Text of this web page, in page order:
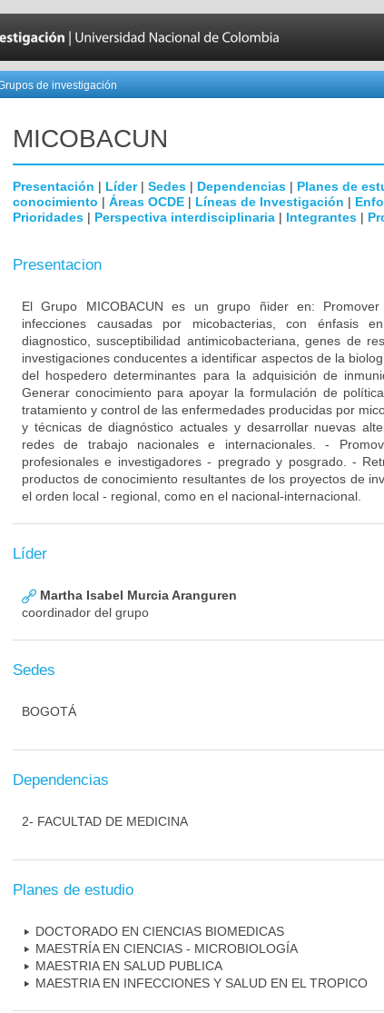
de investigación
MICOBAC­UN
Presentación | Líder| Sedes | Dependencias | Planes de
conocimiento | Áreas OCDE | Líneas de Investigación |
Prioridades | Perspectiva interdisciplinaria | Integrantes |
Presentacion
El Grupo MICOBACUN es un grupo ñider en:
infecciones causadas por micobacterias, con énfasis
diagnostico, susceptibilidad antimicobacteriana, genes de
investigaciones conducentes a identificar aspectos de la
del hospedero determinantes para la adquisición de
Generar conocimiento para apoyar la formulación de
tratamiento y control de las enfermedades producidas por
y técnicas de diagnóstico actuales y desarrollar nuevas
redes de trabajo nacionales e internacionales. -
profesionales e investigadores - pregrado y posgrado. -
productos de conocimiento resultantes de los proyectos de
el orden local - regional, como en el nacional-internacional.
Líder
Martha Isabel Murcia Aranguren
coordinador del grupo
Sedes
BOGOTÁ
Dependencias
2- FACULTAD DE MEDICINA
Planes de estudio
DOCTORADO EN CIENCIAS BIOMEDICAS
MAESTRÍA EN CIENCIAS - MICROBIOLOGÍA
MAESTRIA EN SALUD PUBLICA
MAESTRIA EN INFECCIONES Y SALUD EN EL TROPICO